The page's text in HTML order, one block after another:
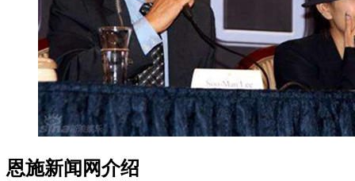
恩施新闻网介绍